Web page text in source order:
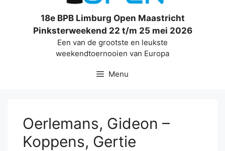
18e BPB Limburg Open Maastricht
Pinksterweekend 22 t/m 25 mei 2026
Een van de grootste en leukste
weekendtoernooien van Europa
Menu
Oerlemans, Gideon –
Koppens, Gertie